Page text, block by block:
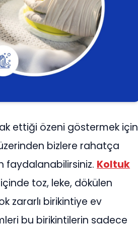
ettiği özeni göstermek için
bizlere rahatça
faydalanabilirsiniz. Koltuk
toz, leke, dökülen
zararlı birikintiye ev
bu birikintilerin sadece